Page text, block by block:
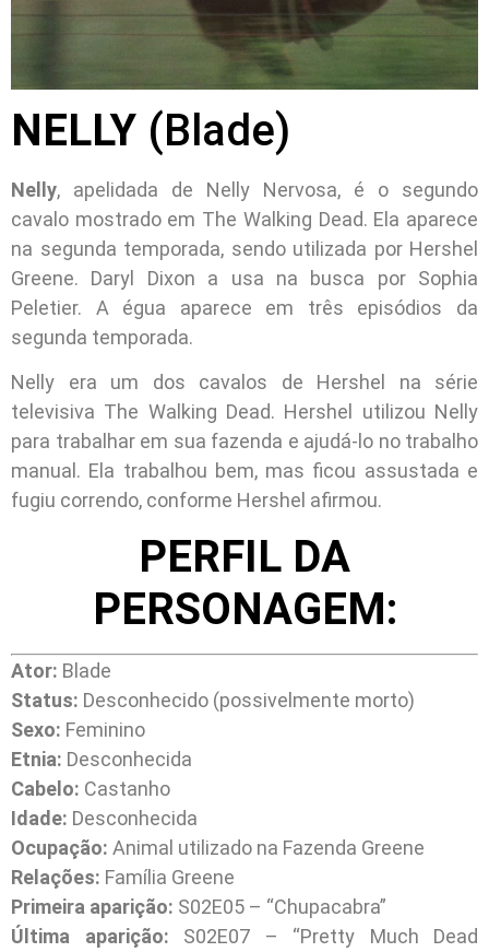
NELLY (Blade)
Nelly, apelidada de Nelly Nervosa, é o segundo
cavalo mostrado em The Walking Dead. Ela aparece
na segunda temporada, sendo utilizada por Hershel
Greene. Daryl Dixon a usa na busca por Sophia
Peletier. A égua aparece em três episódios da
segunda temporada.
Nelly era um dos cavalos de Hershel na série
televisiva The Walking Dead. Hershel utilizou Nelly
para trabalhar em sua fazenda e ajudá-lo no trabalho
manual. Ela trabalhou bem, mas ficou assustada e
fugiu correndo, conforme Hershel afirmou.
PERFIL DA
PERSONAGEM:
Ator: Blade
Status: Desconhecido (possivelmente morto)
Sexo: Feminino
Etnia: Desconhecida
Cabelo: Castanho
Idade: Desconhecida
Ocupação: Animal utilizado na Fazenda Greene
Relações: Família Greene
Primeira aparição: S02E05 – “Chupacabra”
Última aparição: S02E07 – “Pretty Much Dead